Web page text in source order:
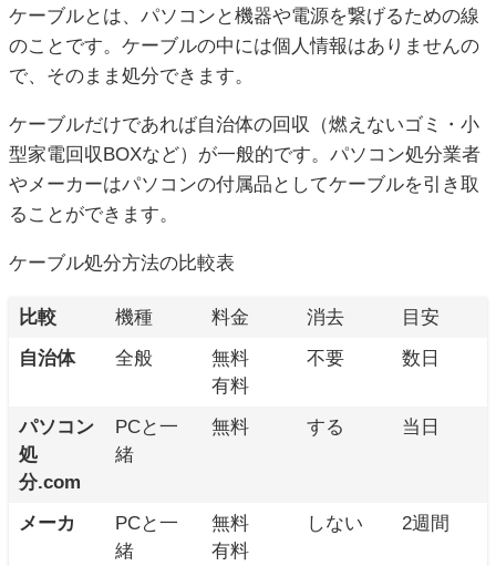
ケーブルとは、パソコンと機器や電源を繋げるための線
のことです。ケーブルの中には個人情報はありませんの
で、そのまま処分できます。
ケーブルだけであれば自治体の回収（燃えないゴミ・小
型家電回収BOXなど）が一般的です。パソコン処分業者
やメーカーはパソコンの付属品としてケーブルを引き取
ることができます。
ケーブル処分方法の比較表
比較 機種 料金 消去
目安
自治体
全般
無料
有料
不要 数日
パソコン
処
分.com
PCと一
緒
無料 する 当日
メーカ
PCと一
緒
無料
有料
しない 2週間